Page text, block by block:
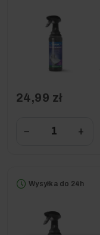
24,99 zł
− +
Wysyłka do 24h